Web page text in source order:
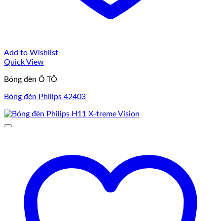
Add to Wishlist
Quick View
Bóng đèn Ô TÔ
Bóng đèn Philips 42403